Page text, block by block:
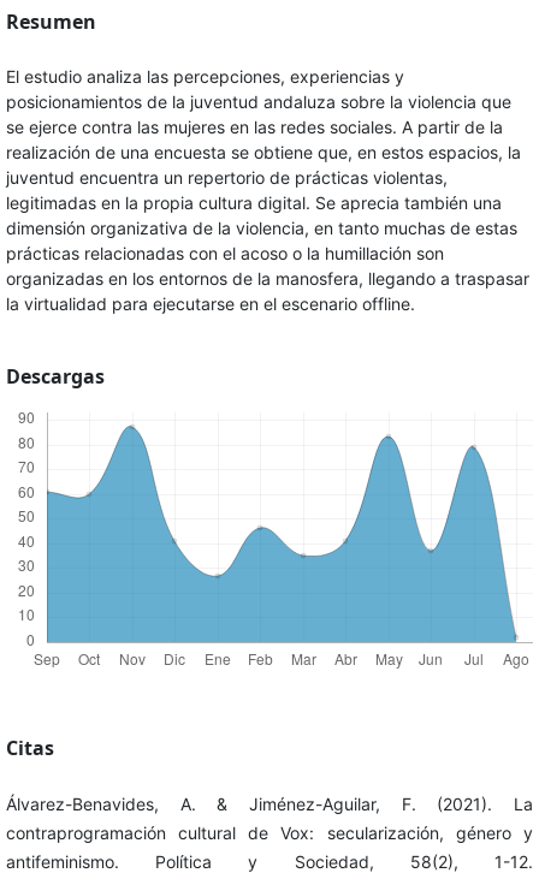
Resumen
El estudio analiza las percepciones, experiencias y
posicionamientos de la juventud andaluza sobre la violencia que
se ejerce contra las mujeres en las redes sociales. A partir de la
realización de una encuesta se obtiene que, en estos espacios, la
juventud encuentra un repertorio de prácticas violentas,
legitimadas en la propia cultura digital. Se aprecia también una
dimensión organizativa de la violencia, en tanto muchas de estas
prácticas relacionadas con el acoso o la humillación son
organizadas en los entornos de la manosfera, llegando a traspasar
la virtualidad para ejecutarse en el escenario offline.
Descargas
Citas
Álvarez-Benavides, A. & Jiménez-Aguilar, F. (2021). La
contraprogramación cultural de Vox: secularización, género y
antifeminismo. Política y Sociedad, 58(2), 1-12.